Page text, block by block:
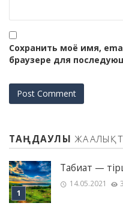
Сохранить моё имя,
браузере для
ТАҢДАУЛЫ
Табиғат —
14.05.2021